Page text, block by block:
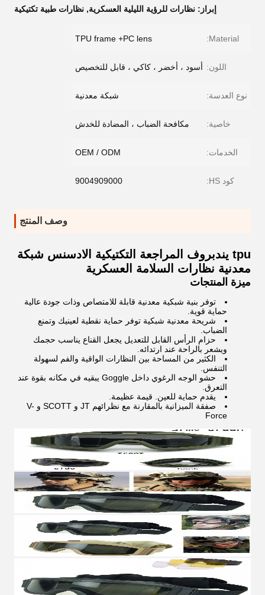
إبراز: نظارات للرؤية الليلية العسكرية, نظارات طبية تكتيكية
Material:
TPU frame +PC lens
اللون: أسود ، أخضر ، كاكي ، قابل للتخصيص
نوع العدسة: شبكة معدنية
خاصية: مكافحة الضباب ، المضادة للخدش
الخدمات: OEM / ODM
كود HS: 9004909000
وصف المنتج
tpu يندبروف المراجعة التكتيكية الادسنس شبكة
معدنية نظارات السلامة العسكرية
ميزة المنتجات
توفر بنية شبكية معدنية قابلة للامتصاص وذات جودة عالية
حماية قوية.
شريحة معدنية شبكية توفر حماية نقطية لعينيك وتمنع
الضباب.
حزام الرأس القابل للتعديل يجعل القناع يناسب حجمك
ويشعر بالراحة عند ارتدائه.
الكثير من المساحة بين النظارات الواقية والفم لسهولة
التنفس.
حشو الوجه الرغوي داخل Goggle يبقيه في مكانه بقوة عند
التعرق.
يقدم حماية للعين. قيمة عظيمة.
صفقة الميزانية بالمقارنة مع نظرائهم JT و SCOTT و V-
Force